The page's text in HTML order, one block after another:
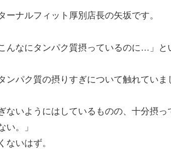
ーナルフィット厚別店長の矢坂です。
んなにタンパク質摂っているのに…」と
ンパク質の摂りすぎについて触れていま
ないようにはしているものの、十分摂
い。」
ないはず。